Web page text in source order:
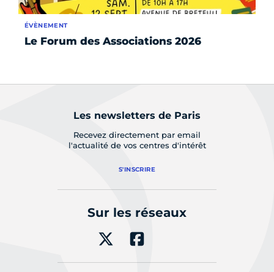
Le Forum des Associations 2026
ÉVÈNEMENT
Les newsletters de Paris
Recevez directement par email
l'actualité de vos centres d'intérêt
S'INSCRIRE
Sur les réseaux